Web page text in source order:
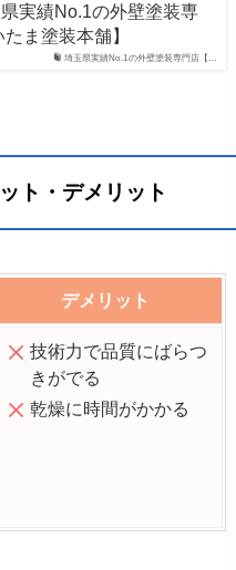
埼玉県実績No.1の外壁塗装専門店【…
実績No.1の外壁塗装専
ま塗装本舗】
ト・デメリット
デメリット
技術力で品質にばらつ
きがでる
乾燥に時間がかかる